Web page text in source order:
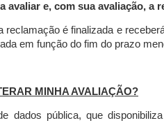
e, com sua avaliação,
reclamação é finalizada e
em função do fim do prazo
MINHA AVALIAÇÃO?
dados pública, que